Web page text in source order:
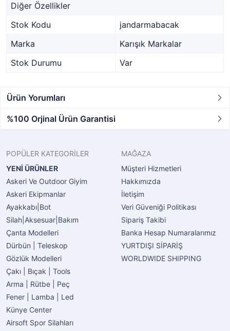
Diğer Özellikler
Stok Kodu
jandarmabacak
Marka
Karışık Markalar
Stok Durumu
Var
Ürün Yorumları
%100 Orjinal Ürün Garantisi
POPÜLER KATEGORİLER
YENİ ÜRÜNLER
Askeri Ve Outdoor Giyim
Askeri Ekipmanlar
Ayakkabı|Bot
Silah|Aksesuar|Bakım
Çanta Modelleri
Dürbün | Teleskop
Gözlük Modelleri
Çakı | Bıçak | Tools
Arma | Rütbe | Peç
Fener | Lamba | Led
Künye Center
Airsoft Spor Silahları
MAĞAZA
Müşteri Hizmetleri
Hakkımızda
İletişim
Veri Güveniği Politikası
Sipariş Takibi
Banka Hesap Numaralarımız
YURTDIŞI SİPARİŞ
WORLDWIDE SHIPPING